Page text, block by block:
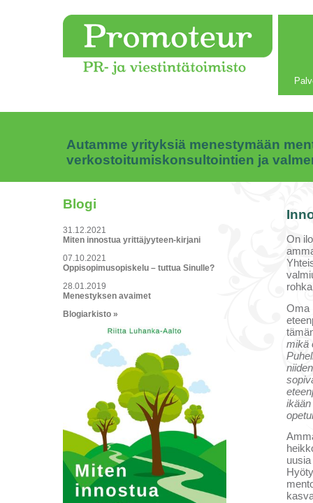
Autamme yrityksiä menestymään
verkostoitumiskonsultointien ja
On
Oma
mikä
Blogi
31.12.2021
Miten innostua yrittäjyyteen-kirjani
07.10.2021
Oppisopimusopiskelu – tuttua Sinulle?
28.01.2019
Menestyksen avaimet
Blogiarkisto »